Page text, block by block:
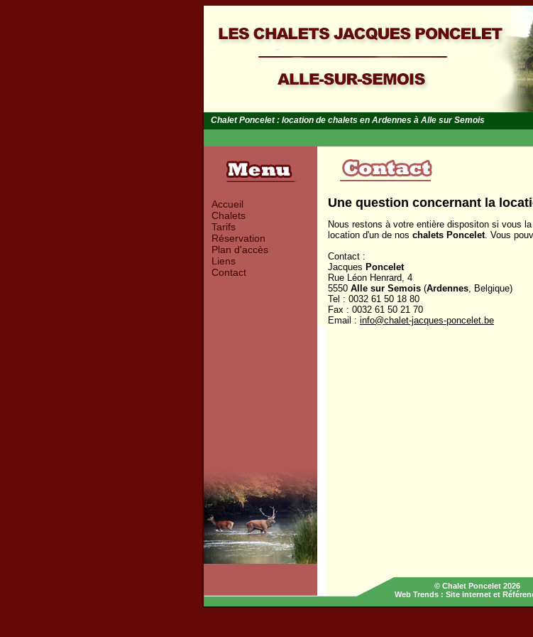
Chalet Poncelet : location de chalets en Ardennes à Alle sur Semois
Accueil
Chalets
Tarifs
Réservation
Plan d'accès
Liens
Contact
Une question concernant la
Nous restons à votre entière dispositon si vous
location d'un de nos chalets Poncelet. Vous
Contact :
Jacques Poncelet
Rue Léon Henrard, 4
5550 Alle sur Semois (Ardennes, Belgique)
Tel : 0032 61 50 18 80
Fax : 0032 61 50 21 70
Email : info@chalet-jacques-poncelet.be
© Chalet Poncelet 2026
Web Trends : Site internet et